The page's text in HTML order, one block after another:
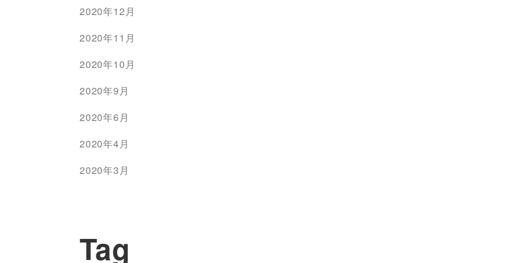
2020年12月
2020年11月
2020年10月
2020年9月
2020年6月
2020年4月
2020年3月
Tag